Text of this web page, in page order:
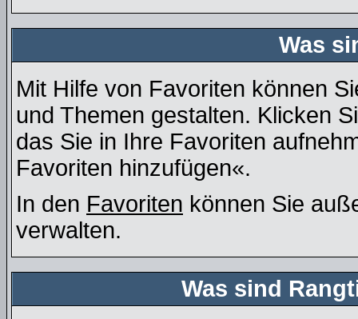
Was
Mit Hilfe von Favoriten können
und Themen gestalten. Klicken
das Sie in Ihre Favoriten
Favoriten hinzufügen«.
In den Favoriten können Sie
verwalten.
Was sind